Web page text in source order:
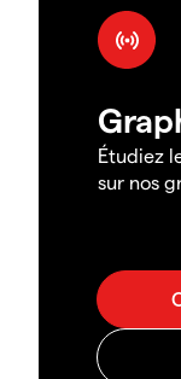
Étudiez
sur nos